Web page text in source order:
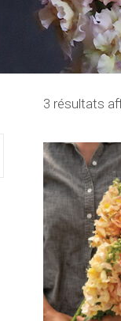
3 résultats